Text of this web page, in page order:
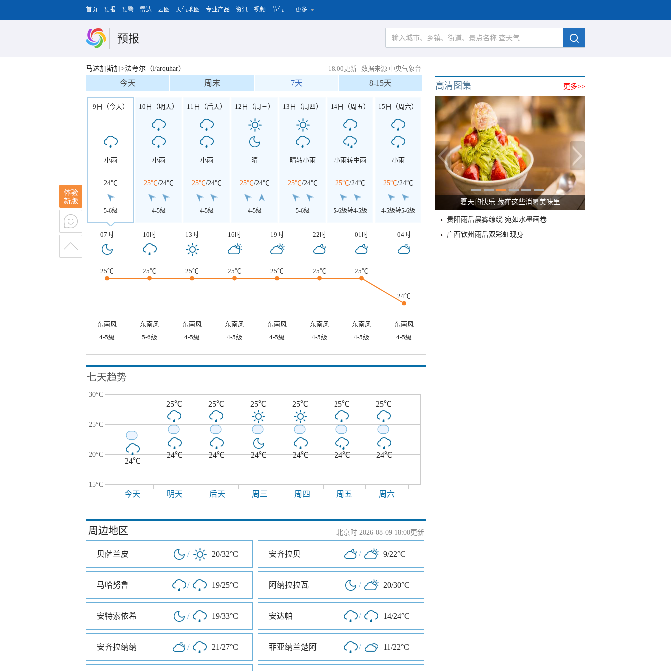
首页 预报 预警 雷达 云图 天气地图 专业产品 资讯 视频 节气 更多
预报
马达加斯加>法夸尔（Farquhar） 18:00更新 | 数据来源 中央气象台
今天 周末 7天 8-15天
9日（今天）
小雨
24℃
5-6级
10日（明天）
小雨
25℃/24℃
4-5级
11日（后天）
小雨
25℃/24℃
4-5级
12日（周三）
晴
25℃/24℃
4-5级
13日（周四）
晴转小雨
25℃/24℃
5-6级
14日（周五）
小雨转中雨
25℃/24℃
5-6级转4-5级
15日（周六）
小雨
25℃/24℃
4-5级转5-6级
07时 10时 13时 16时 19时 22时 01时 04时
25℃ 25℃ 25℃ 25℃ 25℃ 25℃ 25℃
24℃
东南风 东南风 东南风 东南风 东南风 东南风 东南风
东南风
4-5级
5-6级 4-5级 4-5级 4-5级 4-5级 4-5级 4-5级
七天趋势
30°C
25°C
20°C
15°C
24℃
25℃
24℃
25℃
24℃
25℃
24℃
25℃
24℃
25℃
24℃
25℃
24℃
今天 明天 后天 周三 周四 周五 周六
周边地区 北京时 2026-08-09 18:00更新
贝萨兰皮 / 20/32°C 安齐拉贝 / 9/22°C
马哈努鲁 / 19/25°C 阿纳拉拉瓦 / 20/30°C
安特索依希 / 19/33°C 安达帕 / 14/24°C
安齐拉纳纳 / 21/27°C 菲亚纳兰楚阿 / 11/22°C
更多>>
高清图集
夏天的快乐 藏在这些消暑美味里
贵阳雨后晨雾缭绕 宛如水墨画卷
广西钦州雨后双彩虹现身